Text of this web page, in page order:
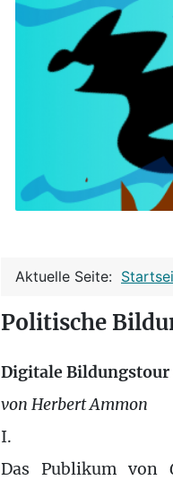
Aktuelle Seite:
Politische
Digitale
von Herbert Ammon
I.
Das Publikum von